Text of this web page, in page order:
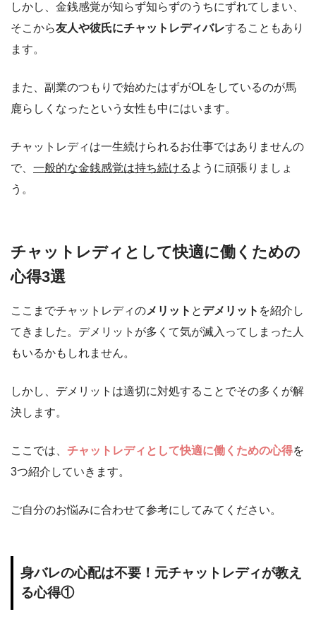
しかし、金銭感覚が知らず知らずのうちにずれてしまい、
そこから友人や彼氏にチャットレディバレすることもあり
ます。
また、副業のつもりで始めたはずがOLをしているのが馬
鹿らしくなったという女性も中にはいます。
チャットレディは一生続けられるお仕事ではありませんの
で、 一般的な金銭感覚は持ち続ける ように頑張りましょ
う。
チャットレディとして快適に働くための
心得3選
ここまでチャットレディのメリット と デメリット を紹介し
てきました。デメリットが多くて気が滅入ってしまった人
もいるかもしれません。
しかし、デメリットは適切に対処することでその多くが解
決します。
ここでは、 チャットレディとして快適に働くための心得を
3つ紹介していきます。
ご自分のお悩みに合わせて参考にしてみてください。
身バレの心配は不要！元チャットレディが教え
る心得①